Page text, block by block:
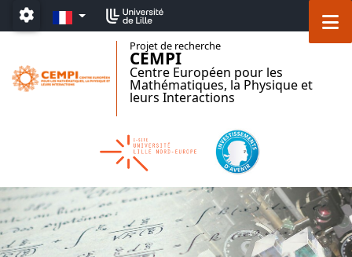
Accéder au menu principal
Accéder au contenu
Paramétrage
FR
Projet de recherche
CEMPI
Centre Européen pour les
Mathématiques, la Physique et
leurs Interactions